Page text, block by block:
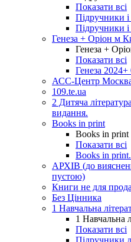
Показати всі
Підручники
Підручники
Генеза + Оріон м
Генеза +
Показати всі
Генеза 2024+
АСС-Центр
109.te.ua
2 Дитяча
видання.
Books in print
Books in print
Показати всі
Books in print.
АРХІВ (до
пустою)
Книги не для
Без Цінника
1 Навчальна
1 Навчальна
Показати всі
Підручники